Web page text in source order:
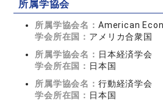
所属学協会
所属学協会名： American
学会所在国： アメリカ合衆国
所属学協会名： 日本経済学会
学会所在国： 日本国
所属学協会名： 行動経済学会
学会所在国： 日本国